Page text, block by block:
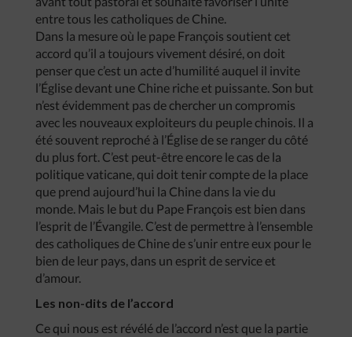
entre tous les catholiques de Chine.
Dans la mesure où le pape François soutient cet
accord qu’il a toujours vivement désiré, on doit
penser que c’est un acte d’humilité auquel il invite
l’Église devant une Chine riche et puissante. Son but
n’est évidemment pas de chercher un compromis
avec les nouveaux exploiteurs du peuple chinois. Il a
été souvent reproché à l’Église de se ranger du côté
du plus fort. C’est peut-être encore le cas de la
politique vaticane, qui doit tenir compte de la place
que prend aujourd’hui la Chine dans la vie du
monde. Mais le but du Pape François est bien dans
l’esprit de l’Évangile. C’est de permettre à l’ensemble
des catholiques de Chine de s’unir entre eux pour le
bien de leur pays, dans un esprit de service et
d’amour.
Les non-dits de l’accord
Ce qui nous est révélé de l’accord n’est que la partie